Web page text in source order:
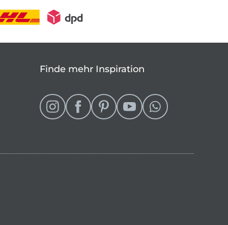
Finde mehr Inspiration
wechseln